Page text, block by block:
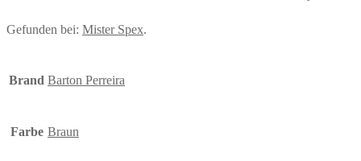
Gefunden bei: Mister Spex.
Brand Barton Perreira
Farbe Braun